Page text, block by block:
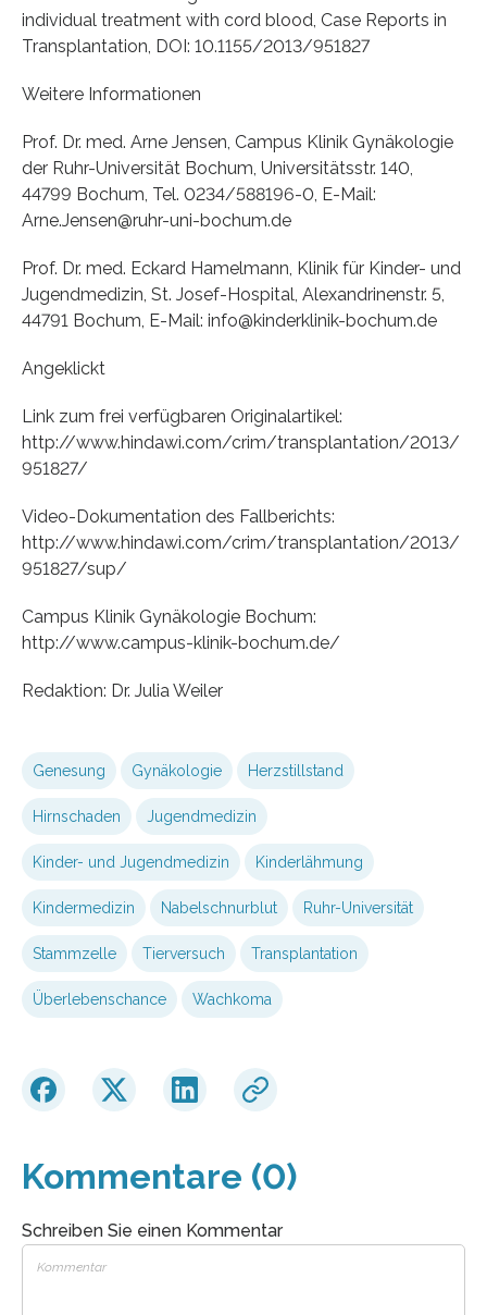
individual treatment with cord blood, Case Reports in
Transplantation, DOI: 10.1155/2013/951827
Weitere Informationen
Prof. Dr. med. Arne Jensen, Campus Klinik Gynäkologie
der Ruhr-Universität Bochum, Universitätsstr. 140,
44799 Bochum, Tel. 0234/588196-0, E-Mail:
Arne.Jensen@ruhr-uni-bochum.de
Prof. Dr. med. Eckard Hamelmann, Klinik für Kinder- und
Jugendmedizin, St. Josef-Hospital, Alexandrinenstr. 5,
44791 Bochum, E-Mail: info@kinderklinik-bochum.de
Angeklickt
Link zum frei verfügbaren Originalartikel:
http://www.hindawi.com/crim/transplantation/2013/
951827/
Video-Dokumentation des Fallberichts:
http://www.hindawi.com/crim/transplantation/2013/
951827/sup/
Campus Klinik Gynäkologie Bochum:
http://www.campus-klinik-bochum.de/
Redaktion: Dr. Julia Weiler
Genesung Gynäkologie Herzstillstand
Hirnschaden Jugendmedizin
Kinder- und Jugendmedizin Kinderlähmung
Kindermedizin Nabelschnurblut Ruhr-Universität
Stammzelle Tierversuch Transplantation
Überlebenschance Wachkoma
Kommentare (0)
Schreiben Sie einen Kommentar